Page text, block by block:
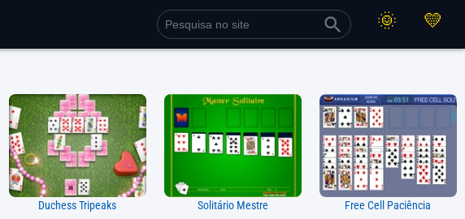
Duchess Tripeaks Solitário Mestre Free Cell Paciência